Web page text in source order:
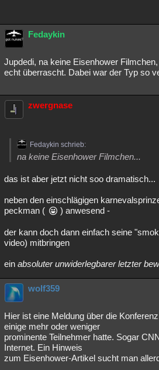
Fedaykin
Jupdedi, na keine Eisenhower
echt überrascht. Dabei war der Typ so
zwergnase
Fedaykin schrieb:
na keine Eisenhower Filmchen...
das ist aber jetzt nicht soo dramatisch...
neben den einschlägigen
peckman (
) anwesend -
der kann doch dann einfach seine
video) mitbringen
ein absoluter unwiderlegbarer letzter
wolf359
Hier ist eine Meldung über die
einige mehr oder weniger
prominente Teilnehmer hatte. Sogar
Internet. Ein Hinweis
zum Eisenhower-Artikel sucht man